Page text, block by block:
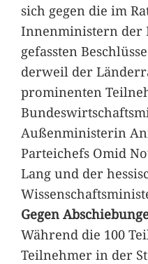
sich gegen die im
Innenministern der
gefassten
derweil der
prominenten
Außenministerin
Parteichefs Omid
Lang und der
Gegen
Während die 100
Teilnehmer in der